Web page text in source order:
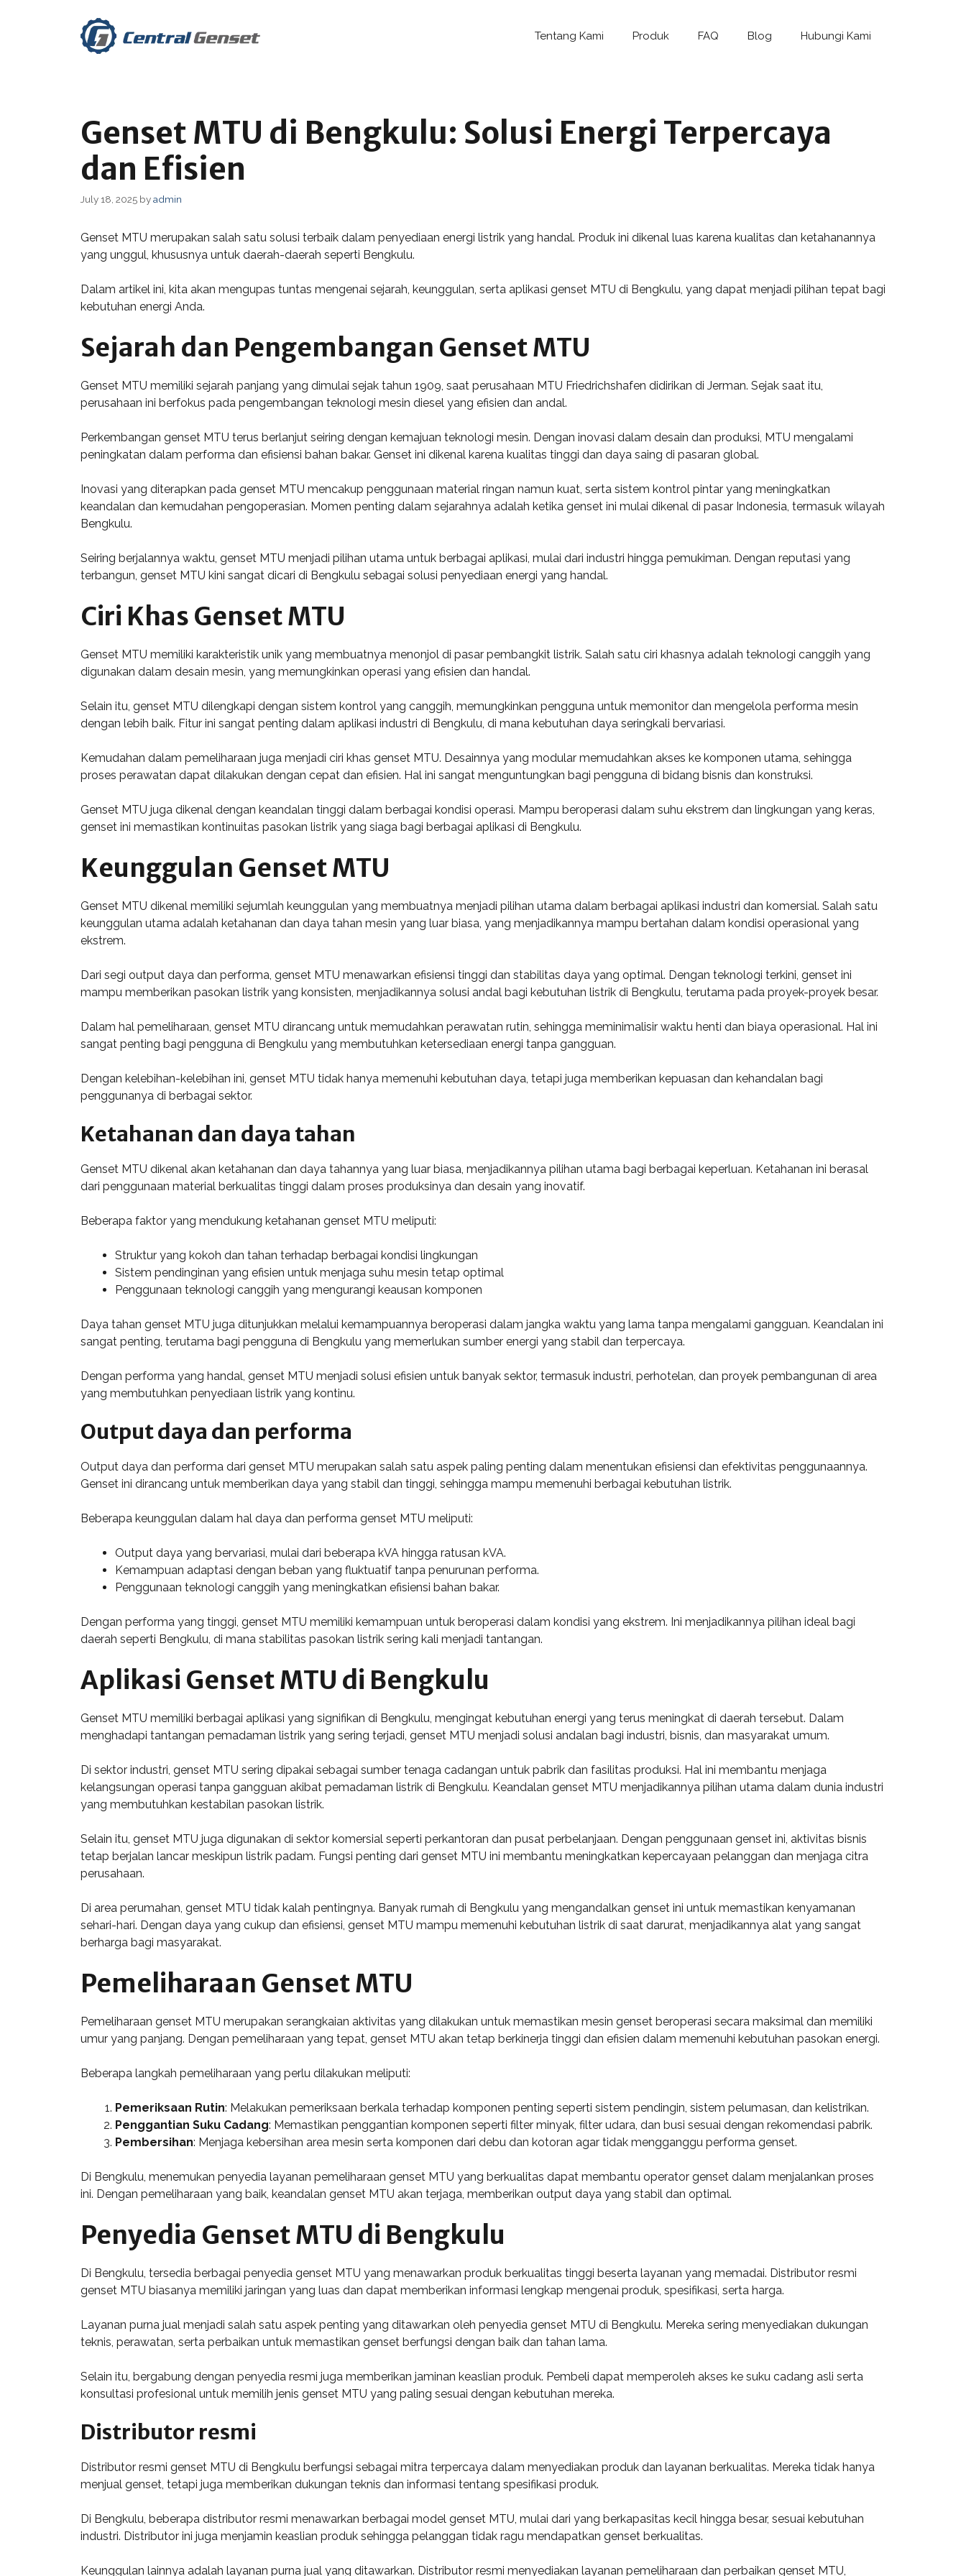
Tentang Kami Produk FAQ Blog Hubungi Kami
Genset MTU di Bengkulu: Solusi Energi Terpercaya
dan Efisien
July 18, 2025 byadmin
Genset MTU merupakan salah satu solusi terbaik dalam penyediaan energi listrik yang handal. Produk ini dikenal luas karena kualitas dan ketahanannya
yang unggul, khususnya untuk daerah-daerah seperti Bengkulu.
Dalam artikel ini, kita akan mengupas tuntas mengenai sejarah, keunggulan, serta aplikasi genset MTU di Bengkulu, yang dapat menjadi pilihan tepat bagi
kebutuhan energi Anda.
Sejarah dan Pengembangan Genset MTU
Genset MTU memiliki sejarah panjang yang dimulai sejak tahun 1909, saat perusahaan MTU Friedrichshafen didirikan di Jerman. Sejak saat itu,
perusahaan ini berfokus pada pengembangan teknologi mesin diesel yang efisien dan andal.
Perkembangan genset MTU terus berlanjut seiring dengan kemajuan teknologi mesin. Dengan inovasi dalam desain dan produksi, MTU mengalami
peningkatan dalam performa dan efisiensi bahan bakar. Genset ini dikenal karena kualitas tinggi dan daya saing di pasaran global.
Inovasi yang diterapkan pada genset MTU mencakup penggunaan material ringan namun kuat, serta sistem kontrol pintar yang meningkatkan
keandalan dan kemudahan pengoperasian. Momen penting dalam sejarahnya adalah ketika genset ini mulai dikenal di pasar Indonesia, termasuk wilayah
Bengkulu.
Seiring berjalannya waktu, genset MTU menjadi pilihan utama untuk berbagai aplikasi, mulai dari industri hingga pemukiman. Dengan reputasi yang
terbangun, genset MTU kini sangat dicari di Bengkulu sebagai solusi penyediaan energi yang handal.
Ciri Khas Genset MTU
Genset MTU memiliki karakteristik unik yang membuatnya menonjol di pasar pembangkit listrik. Salah satu ciri khasnya adalah teknologi canggih yang
digunakan dalam desain mesin, yang memungkinkan operasi yang efisien dan handal.
Selain itu, genset MTU dilengkapi dengan sistem kontrol yang canggih, memungkinkan pengguna untuk memonitor dan mengelola performa mesin
dengan lebih baik. Fitur ini sangat penting dalam aplikasi industri di Bengkulu, di mana kebutuhan daya seringkali bervariasi.
Kemudahan dalam pemeliharaan juga menjadi ciri khas genset MTU. Desainnya yang modular memudahkan akses ke komponen utama, sehingga
proses perawatan dapat dilakukan dengan cepat dan efisien. Hal ini sangat menguntungkan bagi pengguna di bidang bisnis dan konstruksi.
Genset MTU juga dikenal dengan keandalan tinggi dalam berbagai kondisi operasi. Mampu beroperasi dalam suhu ekstrem dan lingkungan yang keras,
genset ini memastikan kontinuitas pasokan listrik yang siaga bagi berbagai aplikasi di Bengkulu.
Keunggulan Genset MTU
Genset MTU dikenal memiliki sejumlah keunggulan yang membuatnya menjadi pilihan utama dalam berbagai aplikasi industri dan komersial. Salah satu
keunggulan utama adalah ketahanan dan daya tahan mesin yang luar biasa, yang menjadikannya mampu bertahan dalam kondisi operasional yang
ekstrem.
Dari segi output daya dan performa, genset MTU menawarkan efisiensi tinggi dan stabilitas daya yang optimal. Dengan teknologi terkini, genset ini
mampu memberikan pasokan listrik yang konsisten, menjadikannya solusi andal bagi kebutuhan listrik di Bengkulu, terutama pada proyek-proyek besar.
Dalam hal pemeliharaan, genset MTU dirancang untuk memudahkan perawatan rutin, sehingga meminimalisir waktu henti dan biaya operasional. Hal ini
sangat penting bagi pengguna di Bengkulu yang membutuhkan ketersediaan energi tanpa gangguan.
Dengan kelebihan-kelebihan ini, genset MTU tidak hanya memenuhi kebutuhan daya, tetapi juga memberikan kepuasan dan kehandalan bagi
penggunanya di berbagai sektor.
Ketahanan dan daya tahan
Genset MTU dikenal akan ketahanan dan daya tahannya yang luar biasa, menjadikannya pilihan utama bagi berbagai keperluan. Ketahanan ini berasal
dari penggunaan material berkualitas tinggi dalam proses produksinya dan desain yang inovatif.
Beberapa faktor yang mendukung ketahanan genset MTU meliputi:
Struktur yang kokoh dan tahan terhadap berbagai kondisi lingkungan
Sistem pendinginan yang efisien untuk menjaga suhu mesin tetap optimal
Penggunaan teknologi canggih yang mengurangi keausan komponen
Daya tahan genset MTU juga ditunjukkan melalui kemampuannya beroperasi dalam jangka waktu yang lama tanpa mengalami gangguan. Keandalan ini
sangat penting, terutama bagi pengguna di Bengkulu yang memerlukan sumber energi yang stabil dan terpercaya.
Dengan performa yang handal, genset MTU menjadi solusi efisien untuk banyak sektor, termasuk industri, perhotelan, dan proyek pembangunan di area
yang membutuhkan penyediaan listrik yang kontinu.
Output daya dan performa
Output daya dan performa dari genset MTU merupakan salah satu aspek paling penting dalam menentukan efisiensi dan efektivitas penggunaannya.
Genset ini dirancang untuk memberikan daya yang stabil dan tinggi, sehingga mampu memenuhi berbagai kebutuhan listrik.
Beberapa keunggulan dalam hal daya dan performa genset MTU meliputi:
Output daya yang bervariasi, mulai dari beberapa kVA hingga ratusan kVA.
Kemampuan adaptasi dengan beban yang fluktuatif tanpa penurunan performa.
Penggunaan teknologi canggih yang meningkatkan efisiensi bahan bakar.
Dengan performa yang tinggi, genset MTU memiliki kemampuan untuk beroperasi dalam kondisi yang ekstrem. Ini menjadikannya pilihan ideal bagi
daerah seperti Bengkulu, di mana stabilitas pasokan listrik sering kali menjadi tantangan.
Aplikasi Genset MTU di Bengkulu
Genset MTU memiliki berbagai aplikasi yang signifikan di Bengkulu, mengingat kebutuhan energi yang terus meningkat di daerah tersebut. Dalam
menghadapi tantangan pemadaman listrik yang sering terjadi, genset MTU menjadi solusi andalan bagi industri, bisnis, dan masyarakat umum.
Di sektor industri, genset MTU sering dipakai sebagai sumber tenaga cadangan untuk pabrik dan fasilitas produksi. Hal ini membantu menjaga
kelangsungan operasi tanpa gangguan akibat pemadaman listrik di Bengkulu. Keandalan genset MTU menjadikannya pilihan utama dalam dunia industri
yang membutuhkan kestabilan pasokan listrik.
Selain itu, genset MTU juga digunakan di sektor komersial seperti perkantoran dan pusat perbelanjaan. Dengan penggunaan genset ini, aktivitas bisnis
tetap berjalan lancar meskipun listrik padam. Fungsi penting dari genset MTU ini membantu meningkatkan kepercayaan pelanggan dan menjaga citra
perusahaan.
Di area perumahan, genset MTU tidak kalah pentingnya. Banyak rumah di Bengkulu yang mengandalkan genset ini untuk memastikan kenyamanan
sehari-hari. Dengan daya yang cukup dan efisiensi, genset MTU mampu memenuhi kebutuhan listrik di saat darurat, menjadikannya alat yang sangat
berharga bagi masyarakat.
Pemeliharaan Genset MTU
Pemeliharaan genset MTU merupakan serangkaian aktivitas yang dilakukan untuk memastikan mesin genset beroperasi secara maksimal dan memiliki
umur yang panjang. Dengan pemeliharaan yang tepat, genset MTU akan tetap berkinerja tinggi dan efisien dalam memenuhi kebutuhan pasokan energi.
Beberapa langkah pemeliharaan yang perlu dilakukan meliputi:
Pemeriksaan Rutin: Melakukan pemeriksaan berkala terhadap komponen penting seperti sistem pendingin, sistem pelumasan, dan kelistrikan.
Penggantian Suku Cadang: Memastikan penggantian komponen seperti filter minyak, filter udara, dan busi sesuai dengan rekomendasi pabrik.
Pembersihan: Menjaga kebersihan area mesin serta komponen dari debu dan kotoran agar tidak mengganggu performa genset.
Di Bengkulu, menemukan penyedia layanan pemeliharaan genset MTU yang berkualitas dapat membantu operator genset dalam menjalankan proses
ini. Dengan pemeliharaan yang baik, keandalan genset MTU akan terjaga, memberikan output daya yang stabil dan optimal.
Penyedia Genset MTU di Bengkulu
Di Bengkulu, tersedia berbagai penyedia genset MTU yang menawarkan produk berkualitas tinggi beserta layanan yang memadai. Distributor resmi
genset MTU biasanya memiliki jaringan yang luas dan dapat memberikan informasi lengkap mengenai produk, spesifikasi, serta harga.
Layanan purna jual menjadi salah satu aspek penting yang ditawarkan oleh penyedia genset MTU di Bengkulu. Mereka sering menyediakan dukungan
teknis, perawatan, serta perbaikan untuk memastikan genset berfungsi dengan baik dan tahan lama.
Selain itu, bergabung dengan penyedia resmi juga memberikan jaminan keaslian produk. Pembeli dapat memperoleh akses ke suku cadang asli serta
konsultasi profesional untuk memilih jenis genset MTU yang paling sesuai dengan kebutuhan mereka.
Distributor resmi
Distributor resmi genset MTU di Bengkulu berfungsi sebagai mitra terpercaya dalam menyediakan produk dan layanan berkualitas. Mereka tidak hanya
menjual genset, tetapi juga memberikan dukungan teknis dan informasi tentang spesifikasi produk.
Di Bengkulu, beberapa distributor resmi menawarkan berbagai model genset MTU, mulai dari yang berkapasitas kecil hingga besar, sesuai kebutuhan
industri. Distributor ini juga menjamin keaslian produk sehingga pelanggan tidak ragu mendapatkan genset berkualitas.
Keunggulan lainnya adalah layanan purna jual yang ditawarkan. Distributor resmi menyediakan layanan pemeliharaan dan perbaikan genset MTU,